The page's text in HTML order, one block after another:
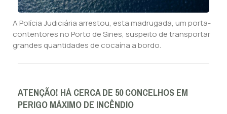
A Polícia Judiciária arrestou, esta madrugada, um porta-
contentores no Porto de Sines, suspeito de transportar
grandes quantidades de cocaína a bordo.
ATENÇÃO! HÁ CERCA DE 50 CONCELHOS EM
PERIGO MÁXIMO DE INCÊNDIO